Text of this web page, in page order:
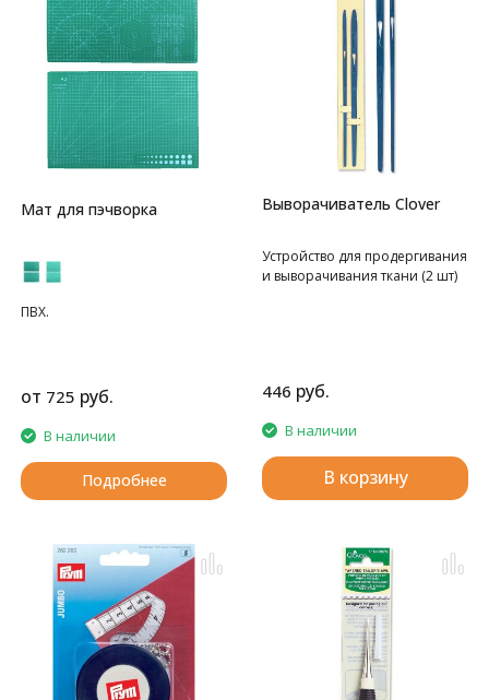
Мат для пэчворка
ПВХ.
от 725 руб.
В наличии
Подробнее
Выворачиватель Clover
Устройство для продергивания
и выворачивания ткани (2 шт)
446 руб.
В наличии
В корзину